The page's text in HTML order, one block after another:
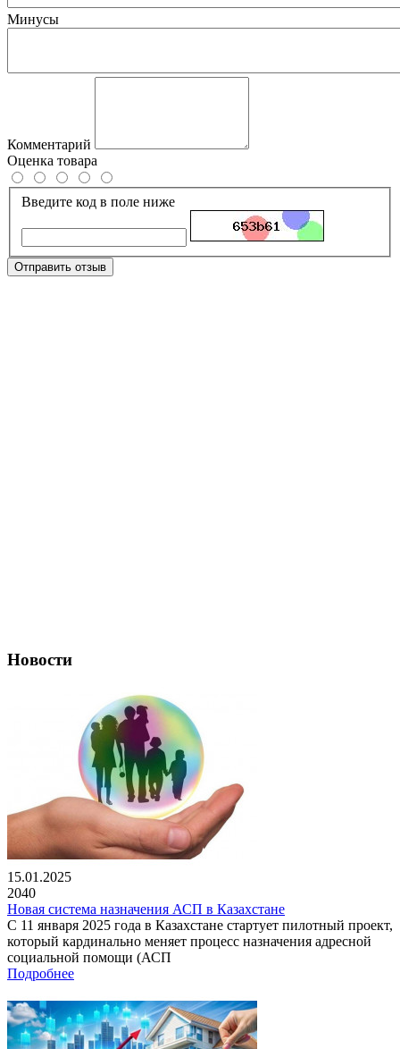
Минусы
Комментарий
Оценка товара
Введите код в поле ниже
Отправить отзыв
Новости
15.01.2025
2040
Новая система назначения АСП в Казахстане
С 11 января 2025 года в Казахстане стартует пилотный проект,
который кардинально меняет процесс назначения адресной
социальной помощи (АСП
Подробнее